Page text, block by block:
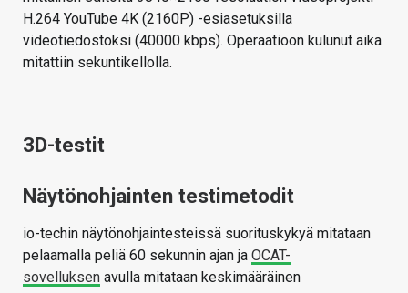
H.264 YouTube 4K (2160P) -esiasetuksilla
videotiedostoksi (40000 kbps). Operaatioon kulunut aika
mitattiin sekuntikellolla.
3D-testit
Näytönohjainten testimetodit
io-techin näytönohjaintesteissä suorituskykyä mitataan
pelaamalla peliä 60 sekunnin ajan ja OCAT-
sovelluksen avulla mitataan keskimääräinen